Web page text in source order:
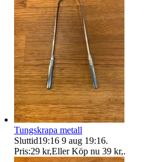
Tungskrapa metall
Sluttid19:16 9 aug 19:16.
Pris:29 kr,Eller Köp nu 39 kr,.